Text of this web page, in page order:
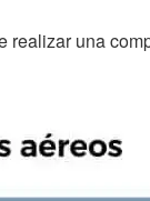
una